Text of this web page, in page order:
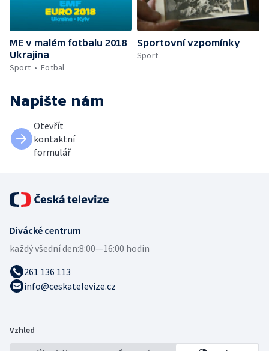
ME v malém fotbalu 2018
Ukrajina
Sport
Fotbal
Sportovní vzpomínky
Sport
Napište nám
Otevřít
kontaktní
formulář
Divácké centrum
každý všední den:8:00—16:00 hodin
261 136 113
info@ceskatelevize.cz
Vzhled